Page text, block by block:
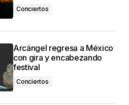
Conciertos
Arcángel regresa a México
con gira y encabezando
festival
Conciertos